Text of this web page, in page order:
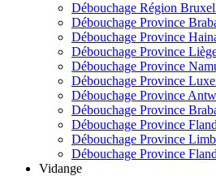
Débouchage Région
Débouchage Province
Débouchage Province
Débouchage Province
Débouchage Province
Débouchage Province
Débouchage Province
Débouchage Province
Débouchage Province
Débouchage Province
Débouchage Province
Vidange